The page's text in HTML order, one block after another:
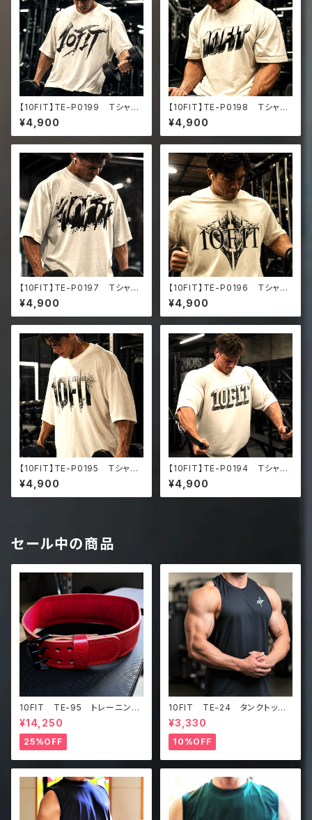
【10FIT】TE-P0199 Ｔシャ
ツ トレーニング 筋トレ 10F
ITアートデザイン Oversize
d faded t-shirt
¥4,900
【10FIT】TE-P0198 Ｔシャ
ツ トレーニング 筋トレ 10F
ITアートデザイン Oversize
d faded t-shirt
¥4,900
【10FIT】TE-P0197 Ｔシャ
ツ トレーニング 筋トレ 10F
ITアートデザイン Oversize
d faded t-shirt
¥4,900
【10FIT】TE-P0196 Ｔシャ
ツ トレーニング 筋トレ 10F
ITアートデザイン Oversize
d faded t-shirt
¥4,900
【10FIT】TE-P0195 Ｔシャ
ツ トレーニング 筋トレ 10F
ITアートデザイン Oversize
d faded t-shirt
¥4,900
【10FIT】TE-P0194 Ｔシャ
ツ トレーニング 筋トレ 10F
ITアートデザイン Oversize
d faded t-shirt
¥4,900
セール中の商品
10FIT TE-95 トレーニング
ベルト リフティングベルト パ
ワーベルト レザー ワインレ
ッド lifting belt power b
elt
¥14,250
25%OFF
10FIT TE-24 タンクトッ
プ メッシュ ジムウェア トレ
ーニング 筋トレ 黒 Tankt
op
¥3,330
10%OFF